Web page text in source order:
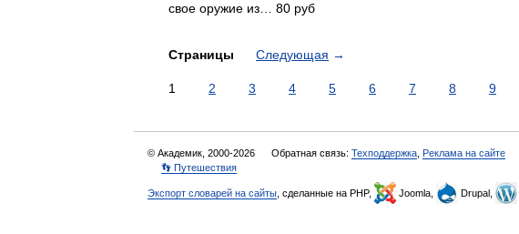
свое оружие из… 80 руб
Страницы Следующая →
1 2 3 4 5 6 7 8 9
© Академик, 2000-2026 Обратная связь: Техподдержка Реклама на сайте
👣 Путешествия
Экспорт словарей на сайты , сделанные на PHP, Joomla, Drupal,